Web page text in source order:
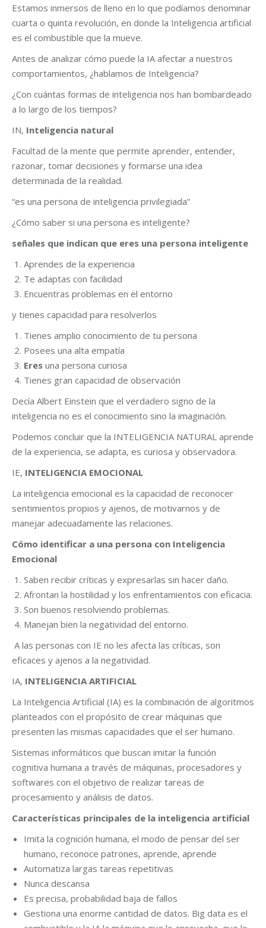
Estamos inmersos de lleno en lo que podíamos denominar
cuarta o quinta revolución, en donde la Inteligencia artificial
es el combustible que la mueve.
Antes de analizar cómo puede la IA afectar a nuestros
comportamientos, ¿hablamos de Inteligencia?
¿Con cuántas formas de inteligencia nos han bombardeado
a lo largo de los tiempos?
IN, Inteligencia natural
Facultad de la mente que permite aprender, entender,
razonar, tomar decisiones y formarse una idea
determinada de la realidad.
“es una persona de inteligencia privilegiada”
¿Cómo saber si una persona es inteligente?
señales que indican que eres una persona inteligente
Aprendes de la experiencia
Te adaptas con facilidad
Encuentras problemas en el entorno
y tienes capacidad para resolverlos
Tienes amplio conocimiento de tu persona
Posees una alta empatía
Eres una persona curiosa
Tienes gran capacidad de observación
Decía Albert Einstein que el verdadero signo de la
inteligencia no es el conocimiento sino la imaginación.
Podemos concluir que la INTELIGENCIA NATURAL aprende
de la experiencia, se adapta, es curiosa y observadora.
IE, INTELIGENCIA EMOCIONAL
La inteligencia emocional es la capacidad de reconocer
sentimientos propios y ajenos, de motivarnos y de
manejar adecuadamente las relaciones.
Cómo identificar a una persona con Inteligencia
Emocional
Saben recibir críticas y expresarlas sin hacer daño.
Afrontan la hostilidad y los enfrentamientos con eficacia.
Son buenos resolviendo problemas.
Manejan bien la negatividad del entorno.
A las personas con IE no les afecta las críticas, son
eficaces y ajenos a la negatividad.
IA, INTELIGENCIA ARTIFICIAL
La Inteligencia Artificial (IA) es la combinación de algoritmos
planteados con el propósito de crear máquinas que
presenten las mismas capacidades que el ser humano.
Sistemas informáticos que buscan imitar la función
cognitiva humana a través de máquinas, procesadores y
softwares con el objetivo de realizar tareas de
procesamiento y análisis de datos.
Características principales de la inteligencia artificial
Imita la cognición humana, el modo de pensar del ser
humano, reconoce patrones, aprende, aprende
Automatiza largas tareas repetitivas
Nunca descansa
Es precisa, probabilidad baja de fallos
Gestiona una enorme cantidad de datos. Big data es el